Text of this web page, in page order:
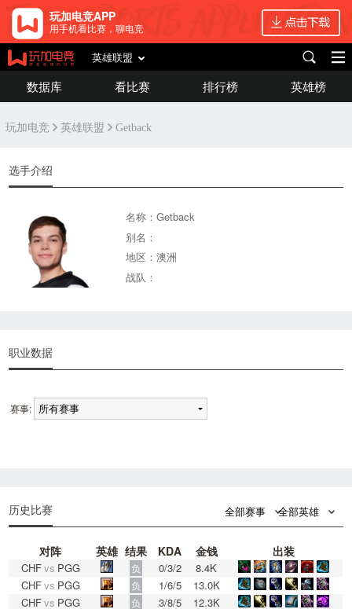
玩加电竞APP
用手机看比赛，聊电竞
英雄联盟
数据库 看比赛 排行榜 英雄榜
玩加电竞 英雄联盟 Getback
选手介绍
名称：Getback
别名：
地区：澳洲
战队：
职业数据
赛事:
历史比赛 全部赛事 全部英雄
对阵 英雄 结果 KDA 金钱 出装
CHFvs PGG 负 0/3/2
8.4K
CHFvs PGG 负 1/6/5
13.0K
CHFvs PGG 负 3/8/5
12.3K